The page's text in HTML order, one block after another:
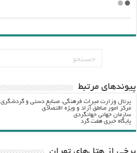
پيوندهاي مرتبط
پرتال وزارت ميراث فرهنگي، صنایع دستی و گردشگري
مرکز امور مناطق آزاد و ویژه اقتصادی
سازمان جهانی جهانگردی
پایگاه خبری هفت گرد